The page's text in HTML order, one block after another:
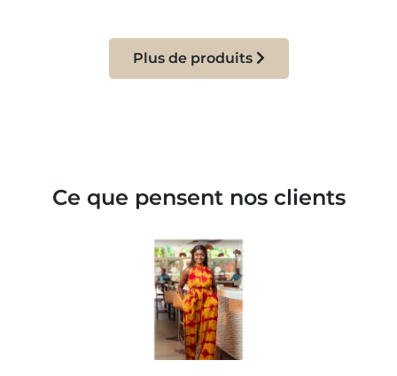
Plus de produits
Ce que pensent nos clients